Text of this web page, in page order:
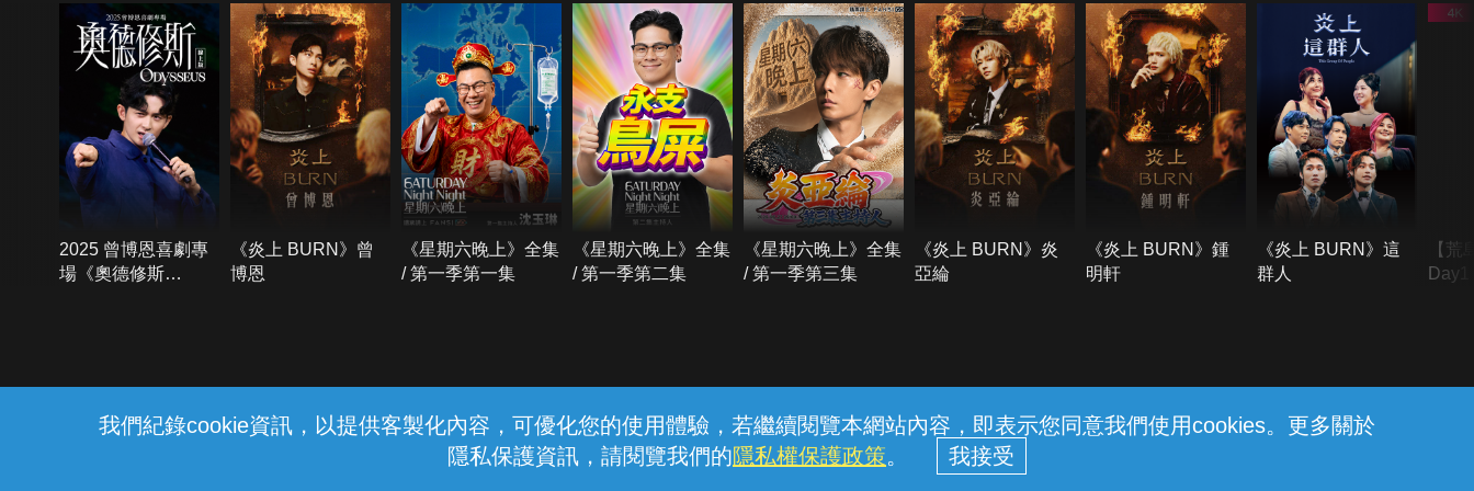
勿至不明或標示禁止之水域戲水， 遇雷雨、閃電、地震或山區烏雲密布時， 請趕快上岸。內政部消防署關心您
我們紀錄cookie資訊，以提供客製化內容，可優化您的使用體驗，若繼續閱覽本網站內容，即表示您同意我們使用cookies。更多關於
隱私保護資訊，請閱覽我們的隱私權保護政策。
2025 曾博恩喜劇專
場《奧德修斯
《炎上 BURN》曾
博恩
《星期六晚上》全集
/ 第一季第一集
《星期六晚上》全集
/ 第一季第二集
《星期六晚上》全集
/ 第一季第三集
《炎上 BURN》炎
亞綸
《炎上 BURN》鍾
明軒
《炎上 BURN》這
群人
【荒
線上客服 服務條款 隱私權保護
中華電信股份有限公司個人家庭分公司 (統一編號：96979949) © 2026